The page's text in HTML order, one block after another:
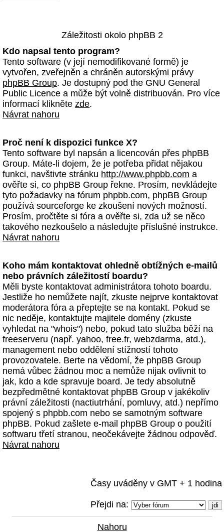
Záležitosti okolo phpBB 2
Kdo napsal tento program?
Tento software (v její nemodifikované formě) je
vytvořen, zveřejněn a chráněn autorskými právy
phpBB Group. Je dostupný pod the GNU General
Public Licence a může být volně distribuován. Pro více
informací klikněte zde.
Návrat nahoru
Proč není k dispozici funkce X?
Tento software byl napsán a licencován přes phpBB
Group. Máte-li dojem, že je potřeba přidat nějakou
funkci, navštivte stránku http://www.phpbb.com a
ověřte si, co phpBB Group řekne. Prosím, nevkládejte
tyto požadavky na fórum phpbb.com, phpBB Group
používá sourceforge ke zkoušení nových možností.
Prosím, pročtěte si fóra a ověřte si, zda už se něco
takového nezkoušelo a následujte příslušné instrukce.
Návrat nahoru
Koho mám kontaktovat ohledně obtížných e-mailů
nebo právních záležitostí boardu?
Měli byste kontaktovat administrátora tohoto boardu.
Jestliže ho nemůžete najít, zkuste nejprve kontaktovat
moderátora fóra a přeptejte se na kontakt. Pokud se
nic neděje, kontaktujte majitele domény (zkuste
vyhledat na "whois") nebo, pokud tato služba běží na
freeserveru (např. yahoo, free.fr, webzdarma, atd.),
management nebo oddělení stížností tohoto
provozovatele. Berte na vědomí, že phpBB Group
nemá vůbec žádnou moc a nemůže nijak ovlivnit to
jak, kdo a kde spravuje board. Je tedy absolutně
bezpředmětné kontaktovat phpBB Group v jakékoliv
právní záležitosti (nactiutrhání, pomluvy, atd.) nepřímo
spojený s phpbb.com nebo se samotným software
phpBB. Pokud zašlete e-mail phpBB Group o použití
softwaru třetí stranou, neočekávejte žádnou odpověď.
Návrat nahoru
Časy uváděny v GMT + 1 hodina
Přejdi na:
Nahoru